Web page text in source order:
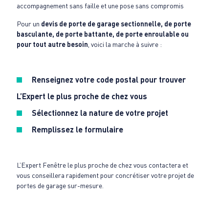
accompagnement sans faille et une pose sans compromis
Pour un devis de porte de garage sectionnelle, de porte
basculante, de porte battante, de porte enroulable ou
pour tout autre besoin , voici la marche à suivre :
Renseignez votre code postal pour trouver
L’Expert le plus proche de chez vous
Sélectionnez la nature de votre projet
Remplissez le formulaire
L’Expert Fenêtre le plus proche de chez vous contactera et
vous conseillera rapidement pour concrétiser votre projet de
portes de garage sur-mesure.